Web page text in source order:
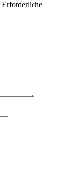
Erforderliche